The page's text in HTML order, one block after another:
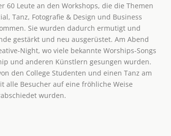
60 Leute an den Workshops, die die Themen
Tanz, Fotografie & Design und Business
Sie wurden dadurch ermutigt und
gestärkt und neu ausgerüstet. Am Abend
Night, wo viele bekannte Worships-Songs
und anderen Künstlern gesungen wurden.
den College Studenten und einen Tanz am
alle Besucher auf eine fröhliche Weise
wurden.